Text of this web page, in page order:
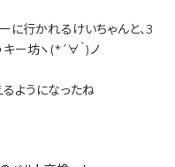
に行かれるけいちゃんと、3
キー坊ヽ(*´∀｀)ノ
ようになったね